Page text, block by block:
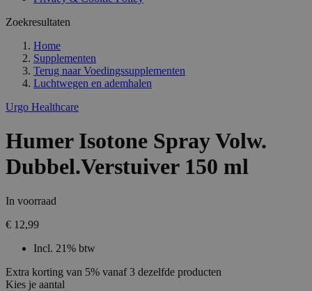
Zoekresultaten
Home
Supplementen
Terug naar Voedingssupplementen
Luchtwegen en ademhalen
Urgo Healthcare
Humer Isotone Spray Volw.
Dubbel.Verstuiver 150 ml
In voorraad
€ 12,99
Incl. 21% btw
Extra korting van 5% vanaf 3 dezelfde producten
Kies je aantal